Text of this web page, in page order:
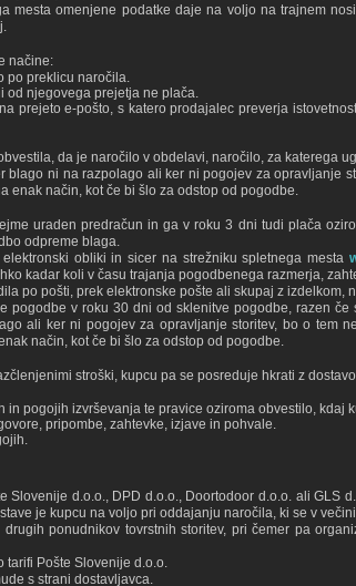
mesta omenjene podatke daje na voljo na trajnem
načine:
po preklicu naročila.
od njegovega prejetja ne plača.
prejeto e-pošto, s katero prodajalec preverja
da je naročilo v obdelavi, naročilo, za katerega
ni na razpolago ali ker ni pogojev za opravljanje
enak način, kot če bi šlo za odstop od pogodbe.
uraden predračun in ga v roku 3 dni tudi plača
odpreme blaga.
obliki in sicer na strežniku spletnega mesta
kadar koli v času trajanja pogodbenega razmerja,
po pošti, prek elektronske pošte ali skupaj z izdelkom,
pogodbe v roku 30 dni od sklenitve pogodbe, razen
ali ker ni pogojev za opravljanje storitev, bo o tem
način, kot če bi šlo za odstop od pogodbe.
stroški, kupcu pa se posreduje hkrati z
in pogojih izvrševanja te pravice oziroma obvestilo, kdaj
pripombe, zahtevke, izjave in pohvale.
Slovenije d.o.o., DPD d.o.o., Doortodoor d.o.o. ali GLS
je kupcu na voljo pri oddajanju naročila, ki se v
ponudnikov tovrstnih storitev, pri čemer pa
tarifi Pošte Slovenije d.o.o.
s strani dostavljavca.